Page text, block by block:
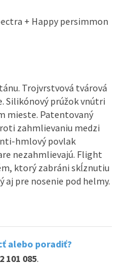
+ Happy persimmon
Trojvrstvová tvárová
Silikónový prúžok vnútri
mieste. Patentovaný
zahmlievaniu medzi
hmlový povlak
nezahmlievajú. Flight
ktorý zabráni skĺznutiu
aj pre nosenie pod helmy.
alebo poradiť?
101 085.